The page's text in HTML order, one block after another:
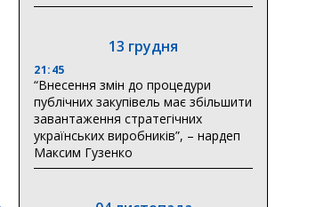
13 грудня
21:45
“Внесення змін до процедури
публічних закупівель має збільшити
завантаження стратегічних
українських виробників”, – нардеп
Максим Гузенко